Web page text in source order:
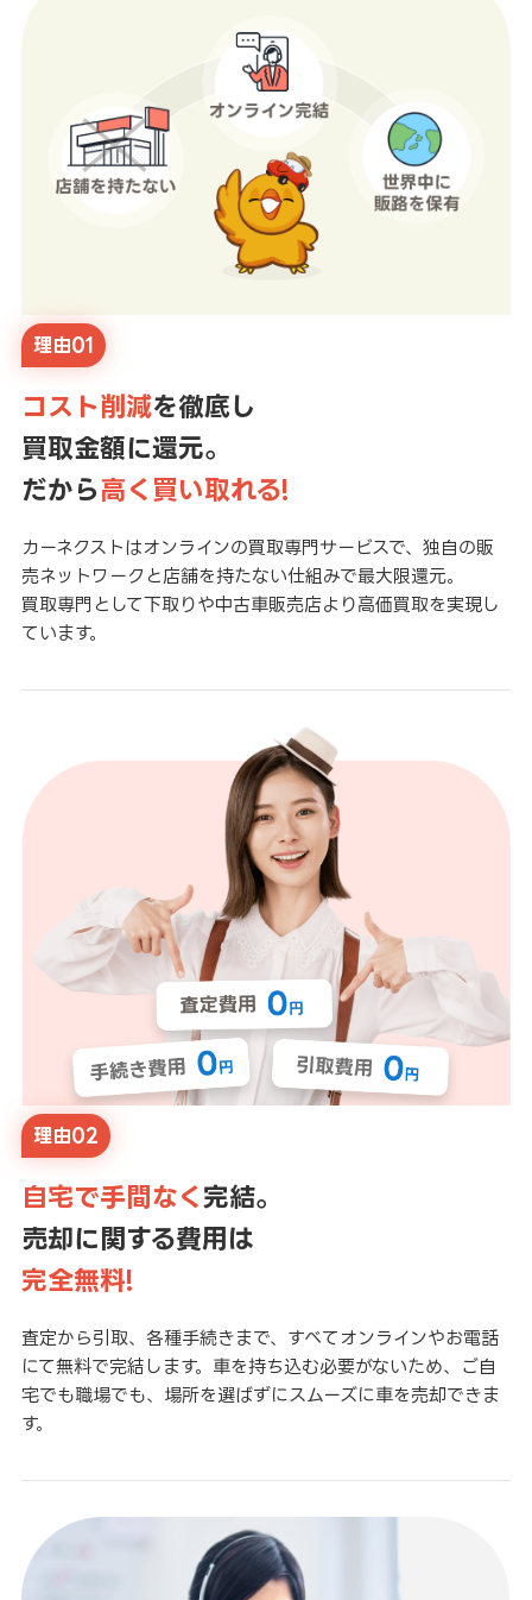
理由01
コスト削減を徹底し
買取金額に還元。
だから高く買い取れる!
カーネクストはオンラインの買取専門サービスで、独自の販
売ネットワークと店舗を持たない仕組みで最大限還元。
買取専門として下取りや中古車販売店より高価買取を実現し
ています。
理由02
自宅で手間なく 完結。
売却に関する費用は
完全無料!
査定から引取、各種手続きまで、すべてオンラインやお電話
にて無料で完結します。車を持ち込む必要がないため、ご自
宅でも職場でも、場所を選ばずにスムーズに車を売却できま
す。